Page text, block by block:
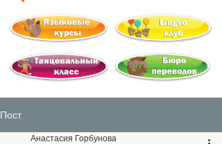
Пост
Анастасия Горбунова